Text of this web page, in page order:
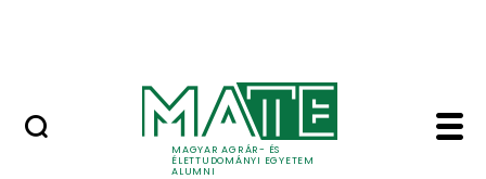
MAGYAR AGRÁR- ÉS
ÉLETTUDOMÁNYI EGYETEM
ALUMNI
Mentorprogram -
Mentorprogram